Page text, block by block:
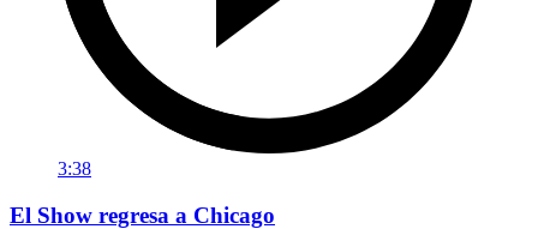
3:38
El Show regresa a Chicago